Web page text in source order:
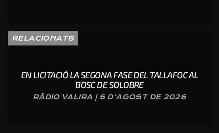
RELACIONATS
EN LICITACIÓ LA SEGONA FASE DEL TALLAFOC AL
BOSC DE SOLOBRE
RÀDIO VALIRA | 6 D'AGOST DE 2026